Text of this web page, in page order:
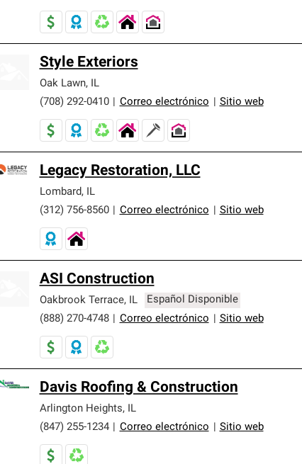
Style Exteriors
Oak Lawn,
IL
(708) 292-0410
Correo electrónico Sitio web
Legacy Restoration, LLC
Lombard ,
IL
(312) 756-8560
Correo electrónico Sitio web
ASI Construction
Oakbrook Terrace, IL
Español Disponible
(888) 270-4748
Correo electrónico Sitio web
Davis Roofing & Construction
Arlington Heights,
IL
(847) 255-1234
Correo electrónico Sitio web